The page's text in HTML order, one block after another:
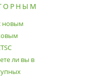
новым
ли вы в